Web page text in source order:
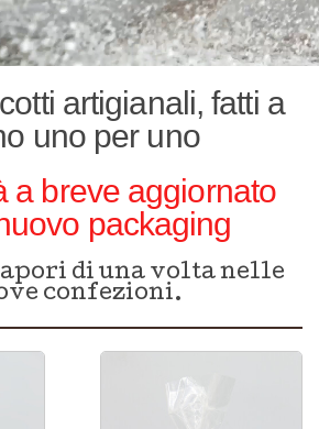
artigianali, fatti a
uno per uno
a breve aggiornato
packaging
di una volta nelle
confezioni.